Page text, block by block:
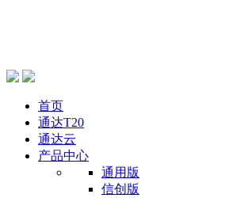
首页
通达T20
通达云
产品中心
通用版
信创版